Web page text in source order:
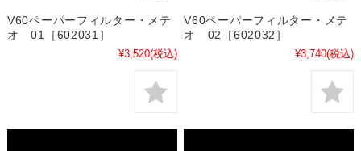
V60ペーパーフィルター・メテ
オ 01［602031］
¥3,520(税込)
V60ペーパーフィルター・メテ
オ 02［602032］
¥3,740(税込)